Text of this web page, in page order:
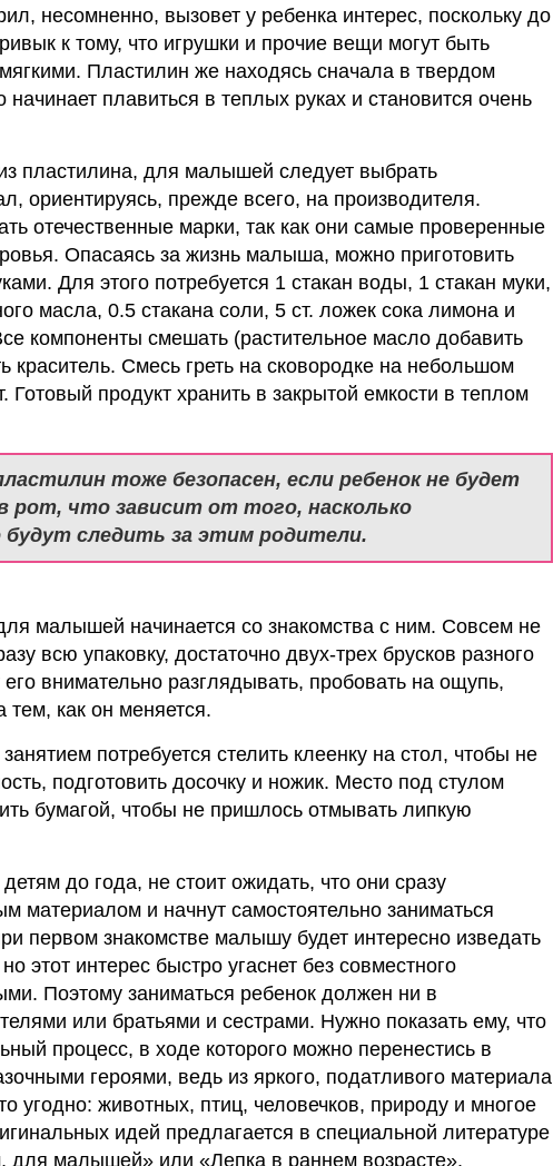
несомненно, вызовет у ребенка интерес, поскольку до
к тому, что игрушки и прочие вещи могут быть
Пластилин же находясь сначала в твердом
начинает плавиться в теплых руках и становится очень
пластилина, для малышей следует выбрать
ориентируясь, прежде всего, на производителя.
отечественные марки, так как они самые проверенные
Опасаясь за жизнь малыша, можно приготовить
Для этого потребуется 1 стакан воды, 1 стакан муки,
масла, 0.5 стакана соли, 5 ст. ложек сока лимона и
компоненты смешать (растительное масло добавить
краситель. Смесь греть на сковородке на небольшом
Готовый продукт хранить в закрытой емкости в теплом
тоже безопасен, если ребенок не будет
рот, что зависит от того, насколько
следить за этим родители.
малышей начинается со знакомства с ним. Совсем не
всю упаковку, достаточно двух-трех брусков разного
его внимательно разглядывать, пробовать на ощупь,
тем, как он меняется.
потребуется стелить клеенку на стол, чтобы не
подготовить досочку и ножик. Место под стулом
бумагой, чтобы не пришлось отмывать липкую
до года, не стоит ожидать, что они сразу
материалом и начнут самостоятельно заниматься
первом знакомстве малышу будет интересно изведать
этот интерес быстро угаснет без совместного
Поэтому заниматься ребенок должен ни в
или братьями и сестрами. Нужно показать ему, что
процесс, в ходе которого можно перенестись в
героями, ведь из яркого, податливого материала
угодно: животных, птиц, человечков, природу и многое
идей предлагается в специальной литературе
для малышей» или «Лепка в раннем возрасте».